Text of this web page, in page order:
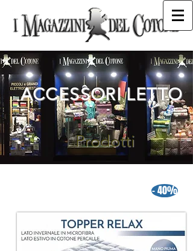
ACCESSORI LETTO
Prodotti
- 40%